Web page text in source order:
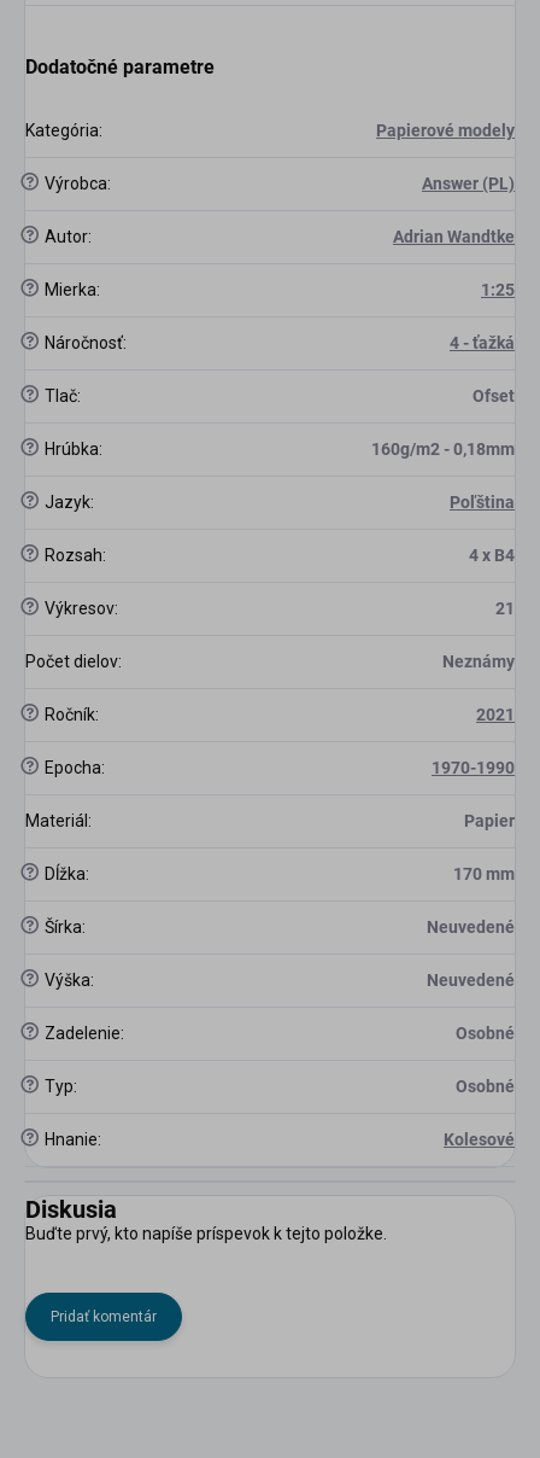
Dodatočné parametre
Kategória: Papierové modely
? Výrobca: Answer (PL)
? Autor: Adrian Wandtke
? Mierka: 1:25
? Náročnosť: 4 - ťažká
? Tlač: Ofset
? Hrúbka: 160g/m2 - 0,18mm
? Jazyk: Poľština
? Rozsah: 4 x B4
? Výkresov: 21
Počet dielov: Neznámy
? Ročník: 2021
? Epocha: 1970-1990
Materiál : Papier
? Dĺžka: 170 mm
? Šírka: Neuvedené
? Výška: Neuvedené
? Zadelenie: Osobné
? Typ: Osobné
? Hnanie: Kolesové
Diskusia
Buďte prvý, kto napíše príspevok k tejto položke.
Pridať komentár